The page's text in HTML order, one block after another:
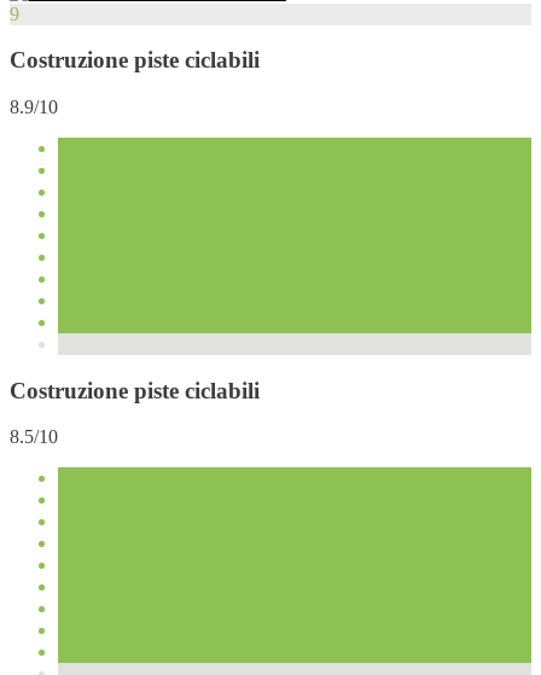
9
Costruzione piste ciclabili
8.9/10
Costruzione piste ciclabili
8.5/10